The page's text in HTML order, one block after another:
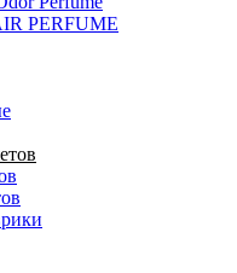
PERFUME